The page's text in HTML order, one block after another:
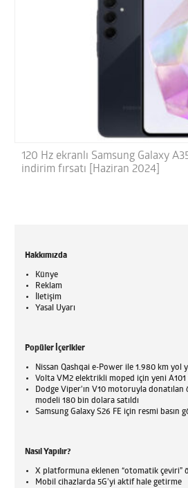
120 Hz ekranlı Samsung Galaxy
indirim fırsatı [Haziran 2024]
Hakkımızda
Künye
Reklam
İletişim
Yasal Uyarı
Popüler İçerikler
Nissan Qashqai e-Power ile 1.980 km yol
Volta VM2 elektrikli moped için yeni A101
Dodge Viper'ın V10 motoruyla
modeli 180 bin dolara satıldı
Samsung Galaxy S26 FE için resmi basın
Nasıl Yapılır?
X platformuna eklenen “otomatik çeviri”
Mobil cihazlarda 5G’yi aktif hale getirme